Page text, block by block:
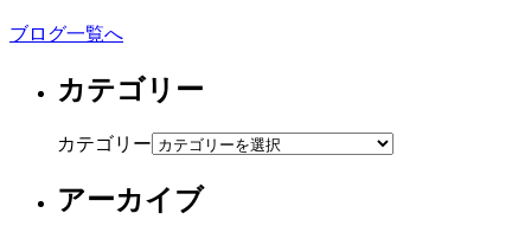
ブログ一覧へ
カテゴリー
カテゴリー
アーカイブ